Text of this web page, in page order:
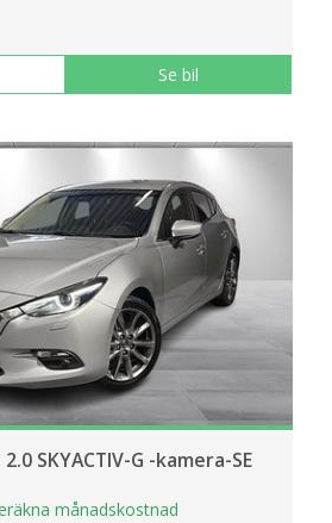
Du kan alltid ändra dina
Se bil
SKYACTIV-G -kamera-SE
månadskostnad